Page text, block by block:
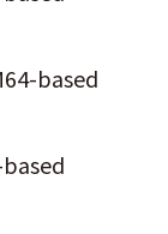
based